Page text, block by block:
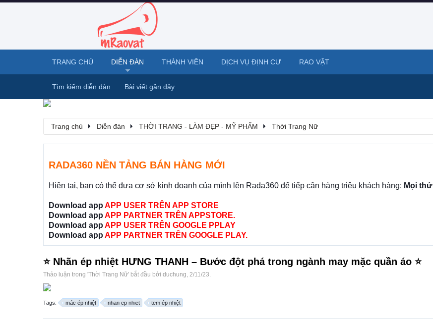
Trang chủ Diễn đàn THỜI TRANG - LÀM ĐẸP - MỸ PHẨM Thời Trang Nữ
RADA360 NỀN TẢNG BÁN HÀNG MỚI
Hiện tại, bạn có thể đưa cơ sở kinh doanh của mình lên Rada360 để tiếp cận hàng triệu khách hàng: Mọi thứ
Download app APP USER TRÊN APP STORE
Download app APP PARTNER TRÊN APPSTORE.
Download app APP USER TRÊN GOOGLE PPLAY
Download app APP PARTNER TRÊN GOOGLE PLAY.
⭐️ Nhãn ép nhiệt HƯNG THANH – Bước đột phá trong ngành may mặc quần áo ⭐️
Thảo luận trong 'Thời Trang Nữ' bắt đầu bởi duchung, 2/11/23.
Tags: mác ép nhiệt nhan ep nhiet tem ép nhiệt
TRANG CHỦ DIỄN ĐÀN
Tìm kiếm diễn đàn Bài viết gần đây
THÀNH VIÊN DỊCH VỤ ĐỊNH CƯ RAO VẶT